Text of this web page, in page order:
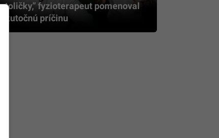
stoličky,” fyzioterapeut pomenoval
skutočnú príčinu